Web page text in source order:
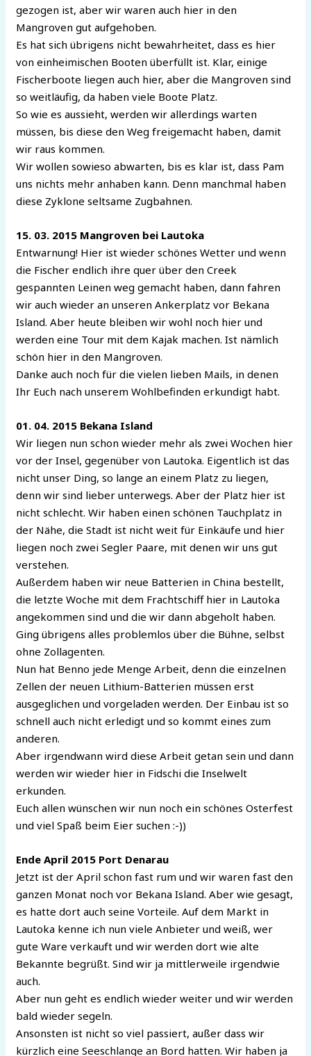
gezogen ist, aber wir waren auch hier in den
Mangroven gut aufgehoben.
Es hat sich übrigens nicht bewahrheitet, dass es hier
von einheimischen Booten überfüllt ist. Klar, einige
Fischerboote liegen auch hier, aber die Mangroven sind
so weitläufig, da haben viele Boote Platz.
So wie es aussieht, werden wir allerdings warten
müssen, bis diese den Weg freigemacht haben, damit
wir raus kommen.
Wir wollen sowieso abwarten, bis es klar ist, dass Pam
uns nichts mehr anhaben kann. Denn manchmal haben
diese Zyklone seltsame Zugbahnen.
15. 03. 2015 Mangroven bei Lautoka
Entwarnung! Hier ist wieder schönes Wetter und wenn
die Fischer endlich ihre quer über den Creek
gespannten Leinen weg gemacht haben, dann fahren
wir auch wieder an unseren Ankerplatz vor Bekana
Island. Aber heute bleiben wir wohl noch hier und
werden eine Tour mit dem Kajak machen. Ist nämlich
schön hier in den Mangroven.
Danke auch noch für die vielen lieben Mails, in denen
Ihr Euch nach unserem Wohlbefinden erkundigt habt.
01. 04. 2015 Bekana Island
Wir liegen nun schon wieder mehr als zwei Wochen hier
vor der Insel, gegenüber von Lautoka. Eigentlich ist das
nicht unser Ding, so lange an einem Platz zu liegen,
denn wir sind lieber unterwegs. Aber der Platz hier ist
nicht schlecht. Wir haben einen schönen Tauchplatz in
der Nähe, die Stadt ist nicht weit für Einkäufe und hier
liegen noch zwei Segler Paare, mit denen wir uns gut
verstehen.
Außerdem haben wir neue Batterien in China bestellt,
die letzte Woche mit dem Frachtschiff hier in Lautoka
angekommen sind und die wir dann abgeholt haben.
Ging übrigens alles problemlos über die Bühne, selbst
ohne Zollagenten.
Nun hat Benno jede Menge Arbeit, denn die einzelnen
Zellen der neuen Lithium-Batterien müssen erst
ausgeglichen und vorgeladen werden. Der Einbau ist so
schnell auch nicht erledigt und so kommt eines zum
anderen.
Aber irgendwann wird diese Arbeit getan sein und dann
werden wir wieder hier in Fidschi die Inselwelt
erkunden.
Euch allen wünschen wir nun noch ein schönes Osterfest
und viel Spaß beim Eier suchen :-))
Ende April 2015 Port Denarau
Jetzt ist der April schon fast rum und wir waren fast den
ganzen Monat noch vor Bekana Island. Aber wie gesagt,
es hatte dort auch seine Vorteile. Auf dem Markt in
Lautoka kenne ich nun viele Anbieter und weiß, wer
gute Ware verkauft und wir werden dort wie alte
Bekannte begrüßt. Sind wir ja mittlerweile irgendwie
auch.
Aber nun geht es endlich wieder weiter und wir werden
bald wieder segeln.
Ansonsten ist nicht so viel passiert, außer dass wir
kürzlich eine Seeschlange an Bord hatten. Wir haben ja